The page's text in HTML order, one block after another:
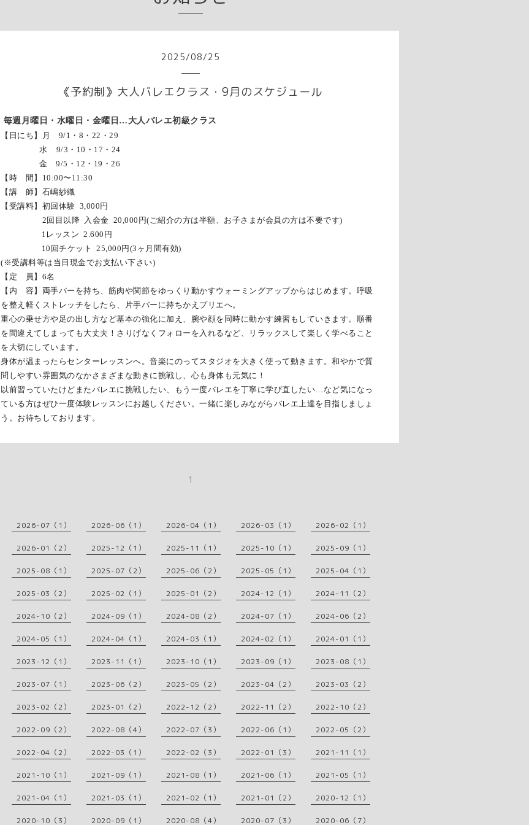
2025/08/25
《予約制》大人バレエクラス・9月のスケジュール
毎週月曜日・水曜日・金曜日…大人バレエ初級クラス
【日にち】月 9/1・8・22・29
水 9/3・10・17・24
金 9/5・12・19・26
【時 間】 10:00〜 11:30
【講 師】石嶋紗織
【受講料】初回体験 3,000円
2回目以降 入会金 20,000円(ご紹介の方は半額、お子さまが会員の方は不要です)
1レッスン 2.600 円
10回チケット 25,000円(3ヶ月間有効)
(※受講料等は当日現金でお支払い下さい)
【定 員】6名
【内 容】両手バーを持ち、筋肉や関節をゆっくり動かすウォーミングアップからはじめます。呼吸
を整え軽くストレッチをしたら、片手バーに持ちかえプリエへ。
重心の乗せ方や足の出し方など基本の強化に加え、腕や顔を同時に動かす練習もしていきます。順番
を間違えてしまっても大丈夫！さりげなくフォローを入れるなど、リラックスして楽しく学べること
を大切にしています。
身体が温まったらセンターレッスンへ。音楽にのってスタジオを大きく使って動きます。和やかで質
問しやすい雰囲気のなかさまざまな動きに挑戦し、心も身体も元気に！
以前習っていたけどまたバレエに挑戦したい、もう一度バレエを丁寧に学び直したい…など気になっ
ている方はぜひ一度体験レッスンにお越しください。一緒に楽しみながらバレエ上達を目指しましょ
う。お待ちしております。
1
2026-07（1） 2026-06（1） 2026-04（1） 2026-03（1） 2026-02（1）
2026-01（2） 2025-12（1） 2025-11（1） 2025-10（1） 2025-09（1）
2025-08（1） 2025-07（2） 2025-06（2） 2025-05（1） 2025-04（1）
2025-03（2） 2025-02（1） 2025-01（2） 2024-12（1） 2024-11（2）
2024-10（2） 2024-09（1） 2024-08（2） 2024-07（1） 2024-06（2）
2024-05（1） 2024-04（1） 2024-03（1） 2024-02（1） 2024-01（1）
2023-12（1） 2023-11（1） 2023-10（1） 2023-09（1） 2023-08（1）
2023-07（1） 2023-06（2） 2023-05（2） 2023-04（2） 2023-03（2）
2023-02（2） 2023-01（2） 2022-12（2） 2022-11（2） 2022-10（2）
2022-09（2） 2022-08（4） 2022-07（3） 2022-06（1） 2022-05（2）
2022-04（2） 2022-03（1） 2022-02（3） 2022-01（3） 2021-11（1）
2021-10（1） 2021-09（1） 2021-08（1） 2021-06（1） 2021-05（1）
2021-04（1） 2021-03（1） 2021-02（1） 2021-01（2） 2020-12（1）
2020-10（3） 2020-09（1） 2020-08（4） 2020-07（3） 2020-06（7）